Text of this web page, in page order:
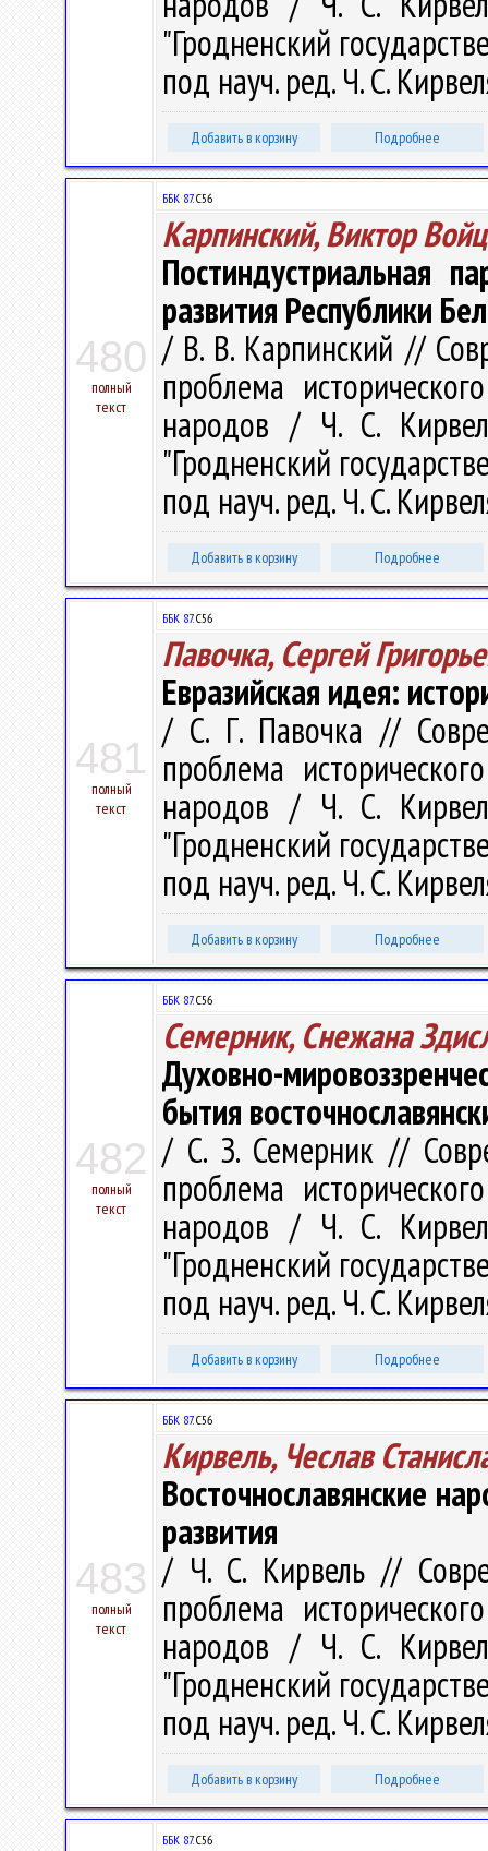
"Гродненский
под науч. ред. Ч. С.
Добавить в корзину Подробнее
480
полный
текст
ББК 87.С56
Карпинский, Виктор
Постиндустриальная
развития Республики
/ В. В. Карпинский //
проблема
народов / Ч. С.
"Гродненский
под науч. ред. Ч. С.
Добавить в корзину Подробнее
481
полный
текст
ББК 87.С56
Павочка, Сергей
Евразийская идея:
/ С. Г. Павочка //
проблема
народов / Ч. С.
"Гродненский
под науч. ред. Ч. С.
Добавить в корзину Подробнее
482
полный
текст
ББК 87.С56
Семерник, Снежана
Духовно-
бытия
/ С. З. Семерник //
проблема
народов / Ч. С.
"Гродненский
под науч. ред. Ч. С.
Добавить в корзину Подробнее
483
полный
текст
ББК 87.С56
Кирвель, Чеслав
Восточнославянские
развития
/ Ч. С. Кирвель //
проблема
народов / Ч. С.
"Гродненский
под науч. ред. Ч. С.
Добавить в корзину Подробнее
ББК 87.С56